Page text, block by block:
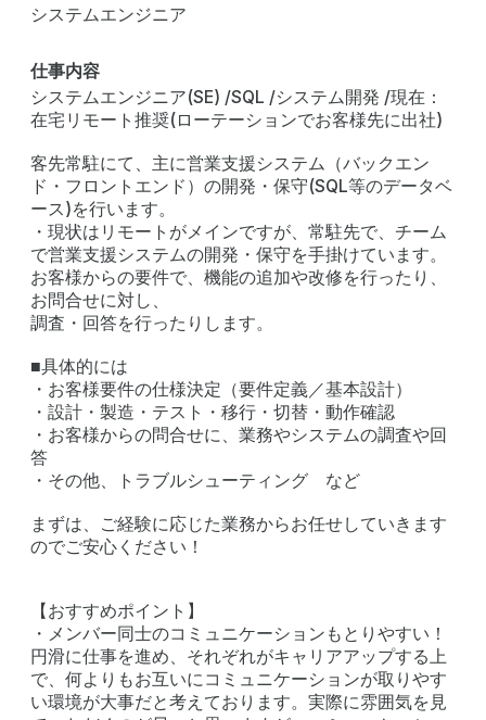
システムエンジニア
仕事内容
システムエンジニア(SE) /SQL /システム開発 /現在：
在宅リモート推奨(ローテーションでお客様先に出社)
客先常駐にて、主に営業支援システム（バックエン
ド・フロントエンド）の開発・保守(SQL等のデータベ
ース)を行います。
・現状はリモートがメインですが、常駐先で、チーム
で営業支援システムの開発・保守を手掛けています。
お客様からの要件で、機能の追加や改修を行ったり、
お問合せに対し、
調査・回答を行ったりします。
■具体的には
・お客様要件の仕様決定（要件定義／基本設計）
・設計・製造・テスト・移行・切替・動作確認
・お客様からの問合せに、業務やシステムの調査や回
答
・その他、トラブルシューティング など
まずは、ご経験に応じた業務からお任せしていきます
のでご安心ください！
【おすすめポイント】
・メンバー同士のコミュニケーションもとりやすい！
円滑に仕事を進め、それぞれがキャリアアップする上
で、何よりもお互いにコミュニケーションが取りやす
い環境が大事だと考えております。実際に雰囲気を見